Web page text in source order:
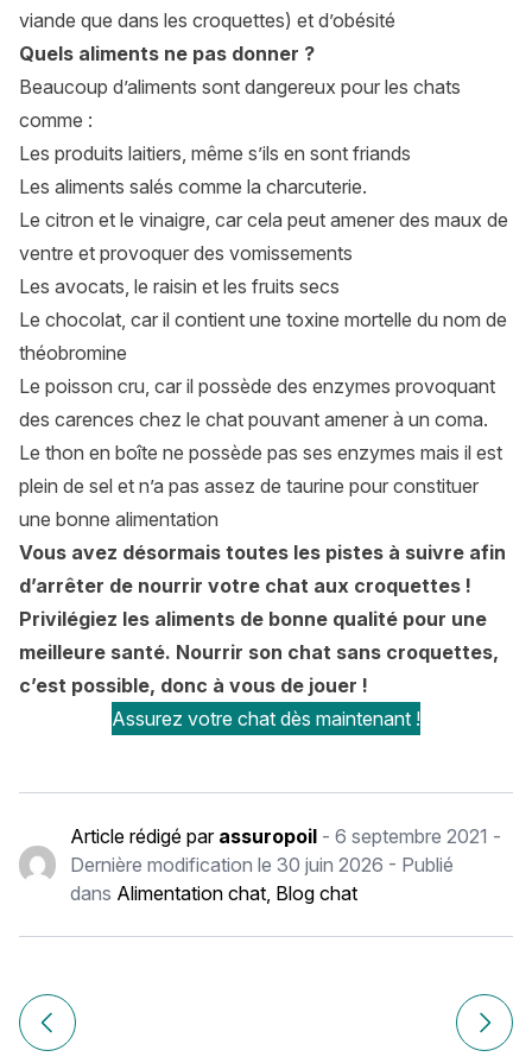
viande que dans les croquettes) et d’obésité
Quels aliments ne pas donner ?
Beaucoup d’aliments sont dangereux pour les chats
comme :
Les produits laitiers, même s’ils en sont friands
Les aliments salés comme la charcuterie.
Le citron et le vinaigre, car cela peut amener des maux de
ventre et provoquer des vomissements
Les avocats, le raisin et les fruits secs
Le chocolat, car il contient une toxine mortelle du nom de
théobromine
Le poisson cru, car il possède des enzymes provoquant
des carences chez le chat pouvant amener à un coma.
Le thon en boîte ne possède pas ses enzymes mais il est
plein de sel et n’a pas assez de taurine pour constituer
une bonne alimentation
Vous avez désormais toutes les pistes à suivre afin
d’arrêter de nourrir votre chat aux croquettes !
Privilégiez les aliments de bonne qualité pour une
meilleure santé. Nourrir son chat sans croquettes,
c’est possible, donc à vous de jouer !
Assurez votre chat dès maintenant !
Article rédigé par assuropoil -6 septembre 2021 -
Dernière modification le30 juin 2026 - Publié
dans Alimentation chat, Blog chat
Navigation
de
Article précédent Mon chat perd ses griffes Article